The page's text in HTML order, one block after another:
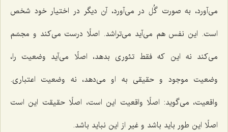
می‌آورد، به صورت گُل در می‌آورد، آن دیگر در اختیار خود شخص
است. این نفس هم می‌آید می‌تراشد. اصلًا درست می‌كند و مجسّم
می‌كند نه این كه فقط تئوری بدهد، اصلًا می‌آید وضعیت را،
وضعیت موجود و حقیقی به او می‌دهد، نه وضعیت اعتباری.
واقعیت، می‌گوید: اصلًا واقعیت این است، اصلًا حقیقت این است
اصلًا این طور باید باشد و غیر از این نباید باشد.